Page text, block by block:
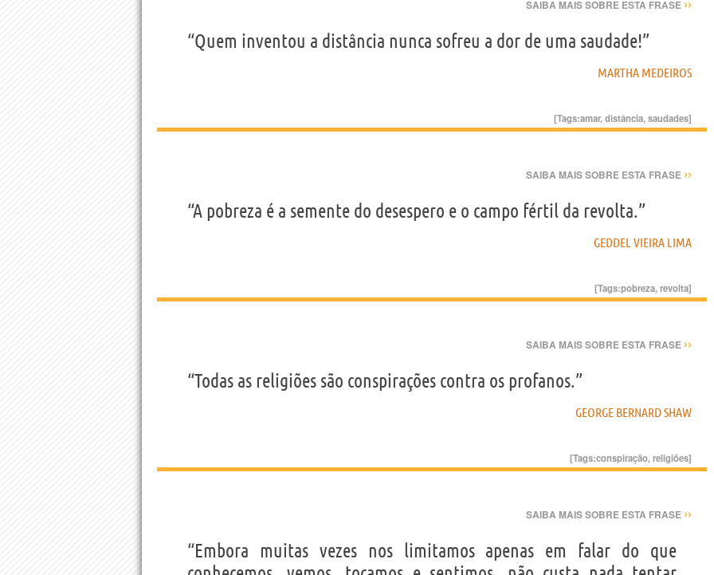
SAIBA MAIS SOBRE ESTA FRASE
“Quem inventou a distância nunca sofreu a dor de uma saudade!”
MARTHA MEDEIROS
[Tags:amar,distância,saudades]
SAIBA MAIS SOBRE ESTA FRASE ››
“A pobreza é a semente do desespero e o campo fértil da revolta.”
GEDDEL VIEIRA LIMA
[Tags:pobreza,revolta]
SAIBA MAIS SOBRE ESTA FRASE ››
“Todas as religiões são conspirações contra os profanos.”
GEORGE BERNARD SHAW
[Tags:conspiração,religiões]
SAIBA MAIS SOBRE ESTA FRASE ››
“Embora muitas vezes nos limitamos apenas em falar do que